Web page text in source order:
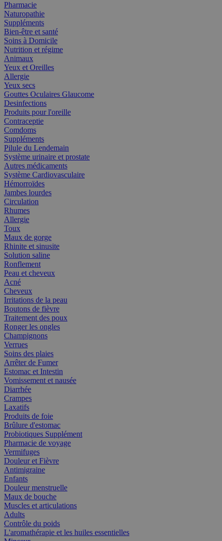
Pharmacie
Naturopathie
Suppléments
Bien-être et santé
Soins à Domicile
Nutrition et régime
Animaux
Yeux et Oreilles
Allergie
Yeux secs
Gouttes Oculaires Glaucome
Desinfections
Produits pour l'oreille
Contraceptie
Comdoms
Suppléments
Pilule du Lendemain
Système urinaire et prostate
Autres médicaments
Système Cardiovasculaire
Hémorroïdes
Jambes lourdes
Circulation
Rhumes
Allergie
Toux
Maux de gorge
Rhinite et sinusite
Solution saline
Ronflement
Peau et cheveux
Acné
Cheveux
Irritations de la peau
Boutons de fièvre
Traitement des poux
Ronger les ongles
Champignons
Verrues
Soins des plaies
Arrêter de Fumer
Estomac et Intestin
Vomissement et nausée
Diarrhée
Crampes
Laxatifs
Produits de foie
Brûlure d'estomac
Probiotiques Supplément
Pharmacie de voyage
Vermifuges
Douleur et Fièvre
Antimigraine
Enfants
Douleur menstruelle
Maux de bouche
Muscles et articulations
Adults
Contrôle du poids
L'aromathérapie et les huiles essentielles